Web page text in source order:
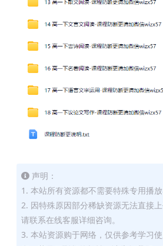
声明：
1. 本站所有资源都不需要特殊专用播放
2. 因特殊原因部分稀缺资源无法直接
请联系在线客服详细咨询。
3. 本站资源购于网络，仅供参考学习